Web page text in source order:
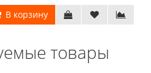
В корзину
товары